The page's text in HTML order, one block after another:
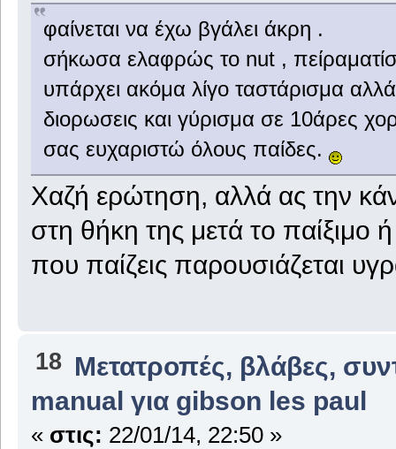
φαίνεται να έχω βγάλει άκρη .
σήκωσα ελαφρώς το nut ,
υπάρχει ακόμα λίγο ταστάρισμα
διορωσεις και γύρισμα σε 10άρες
σας ευχαριστώ όλους παίδες.
Χαζή ερώτηση, αλλά ας την
στη θήκη της μετά το παίξιμο
που παίζεις παρουσιάζεται
18 Μετατροπές, βλάβες,
manual για gibson les paul
« στις: 22/01/14, 22:50 »